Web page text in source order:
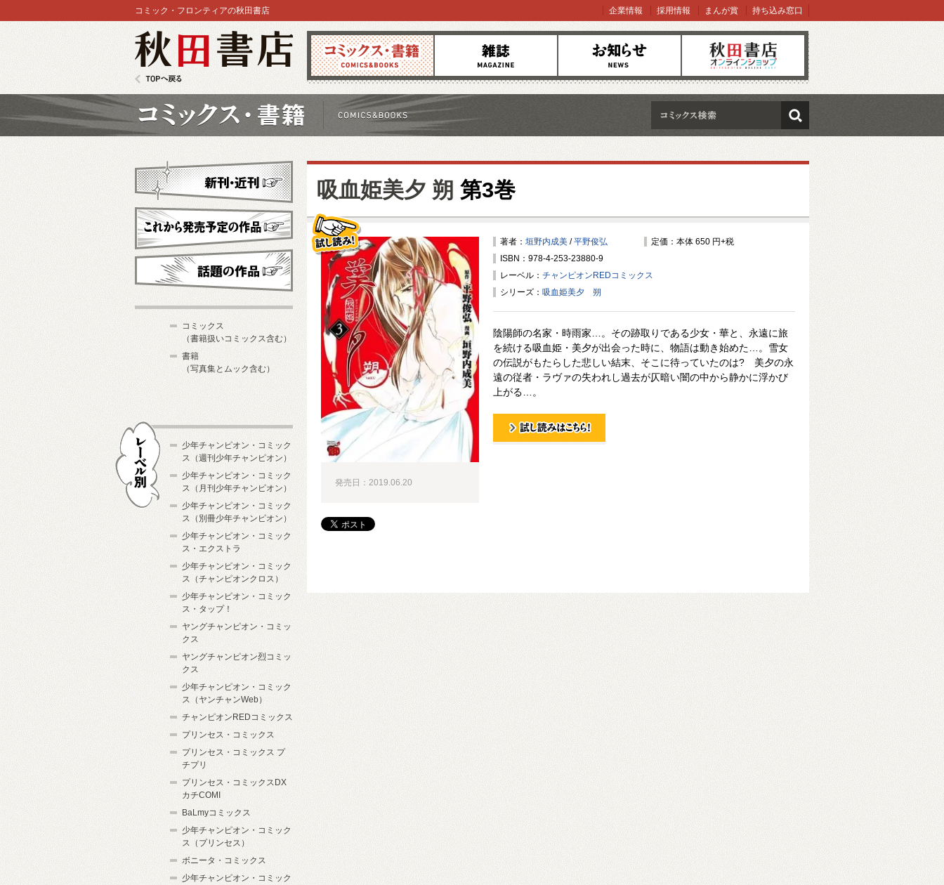
コミックス 雑誌 お知らせ オンラインショップ
コミック・フロンティアの秋田書店 企業情報 採用情報 まんが賞 持ち込み窓口
検索
吸血姫美夕 朔 第3巻
著者： 垣野内成美 /平野俊弘
定価：本体 650 円+税
ISBN：978-4-253-23880-9
レーベル： チャンピオンREDコミックス
シリーズ： 吸血姫美夕 朔
陰陽師の名家・時雨家…。その跡取りである少女・華と、永遠に旅
を続ける吸血姫・美夕が出会った時に、物語は動き始めた…。雪女
の伝説がもたらした悲しい結末、そこに待っていたのは? 美夕の永
遠の従者・ラヴァの失われし過去が仄暗い闇の中から静かに浮かび
上がる…。
試し読み！
発売日：2019.06.20
新刊・近刊
これから発売予定
コミックス
（書籍扱いコミックス含む）
書籍
（写真集とムック含む）
少年チャンピオン・コミック
ス（週刊少年チャンピオン）
少年チャンピオン・コミック
ス（月刊少年チャンピオン）
少年チャンピオン・コミック
ス（別冊少年チャンピオン）
少年チャンピオン・コミック
ス・エクストラ
少年チャンピオン・コミック
ス（チャンピオンクロス）
少年チャンピオン・コミック
ス・タップ！
ヤングチャンピオン・コミッ
クス
ヤングチャンピオン烈コミッ
クス
少年チャンピオン・コミック
ス（ヤンチャンWeb）
チャンピオンREDコミックス
プリンセス・コミックス
プリンセス・コミックス プ
チプリ
プリンセス・コミックスDX
カチCOMI
BaLmyコミックス
少年チャンピオン・コミック
ス（プリンセス）
ボニータ・コミックス
少年チャンピオン・コミック